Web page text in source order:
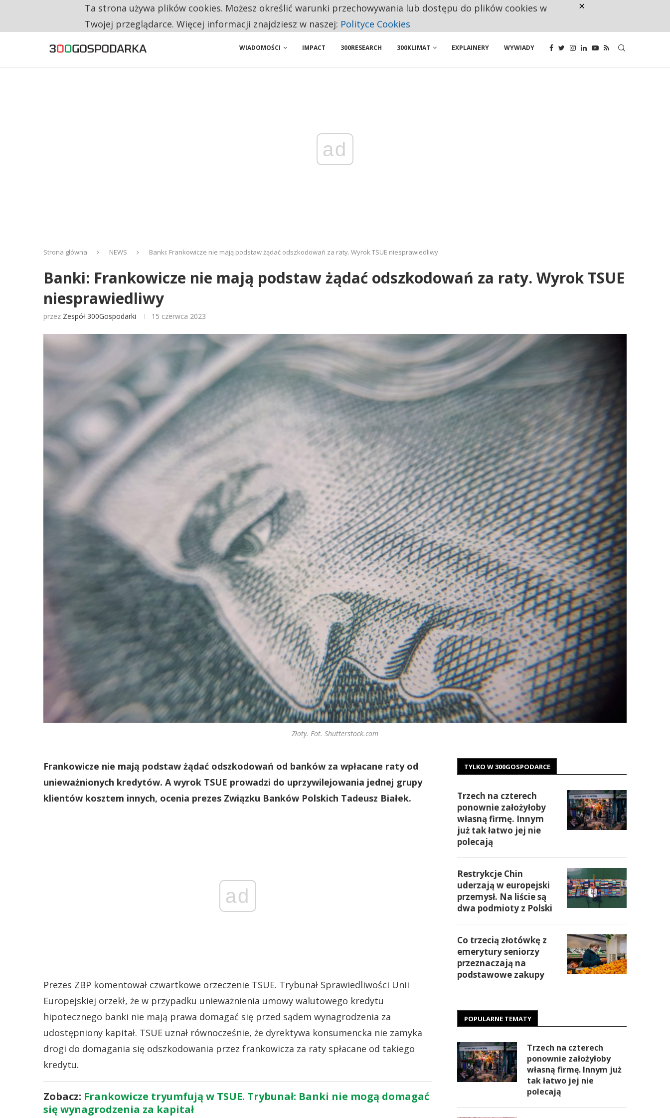
CO TRZECIĄ ZŁOTÓWKĘ Z EMERYTURY SENIORZY PRZEZNACZAJĄ NA PODSTAWOWE ZAKUPY
WIADOMOŚCI IMPACT 300RESEARCH 300KLIMAT EXPLAINERY WYWIADY
ad
Strona główna NEWS Banki: Frankowicze nie mają podstaw żądać odszkodowań za raty. Wyrok TSUE niesprawiedliwy
Banki: Frankowicze nie mają podstaw żądać odszkodowań za raty. Wyrok TSUE
niesprawiedliwy
przez Zespół 300Gospodarki 15 czerwca 2023
Złoty. Fot. Shutterstock.com
Frankowicze nie mają podstaw żądać odszkodowań od banków za wpłacane raty od
unieważnionych kredytów. A wyrok TSUE prowadzi do uprzywilejowania jednej grupy
klientów kosztem innych, ocenia prezes Związku Banków Polskich Tadeusz Białek.
ad
Prezes ZBP komentował czwartkowe orzeczenie TSUE. Trybunał Sprawiedliwości Unii
Europejskiej orzekł, że w przypadku unieważnienia umowy walutowego kredytu
hipotecznego banki nie mają prawa domagać się przed sądem wynagrodzenia za
udostępniony kapitał. TSUE uznał równocześnie, że dyrektywa konsumencka nie zamyka
drogi do domagania się odszkodowania przez frankowicza za raty spłacane od takiego
kredytu.
Zobacz: Frankowicze tryumfują w TSUE. Trybunał: Banki nie mogą domagać
się wynagrodzenia za kapitał
TYLKO W 300GOSPODARCE
Trzech na czterech
ponownie założyłoby
własną firmę. Innym
już tak łatwo jej nie
polecają
Restrykcje Chin
uderzają w europejski
przemysł. Na liście są
dwa podmioty z Polski
Co trzecią złotówkę z
emerytury seniorzy
przeznaczają na
podstawowe zakupy
POPULARNE TEMATY
Trzech na czterech
ponownie założyłoby
własną firmę. Innym już
tak łatwo jej nie
polecają
Ta strona używa plików cookies. Możesz określić warunki przechowywania lub dostępu do plików cookies w
Twojej przeglądarce. Więcej informacji znajdziesz w naszej: Polityce Cookies
×